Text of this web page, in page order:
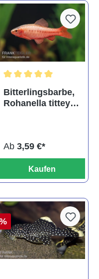
5 von 5 Sternen
Bitterlingsbarbe,
Rohanella titteya,
Ab 3,59 €*
Kaufen